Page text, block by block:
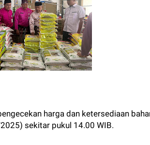
harga dan ketersediaan
sekitar pukul 14.00 WIB.